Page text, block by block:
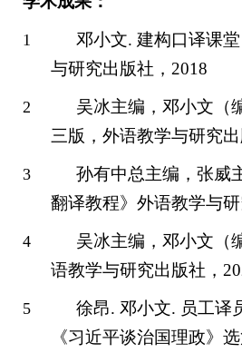
1 邓小文. 建构口译课
与研究出版社， 2018
2
吴冰主编，邓小文（
三版，外语教学与研究
3
孙有中总主编，张威
翻译教程》外语教学与
4
吴冰主编，邓小文（
语教学与研究出版社，
5 徐昂. 邓小文. 员工译
《习近平谈治国理政》